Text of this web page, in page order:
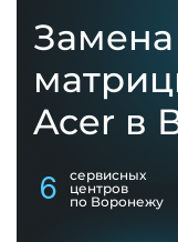
Acer в
6
сервисных
центров
по Воронежу